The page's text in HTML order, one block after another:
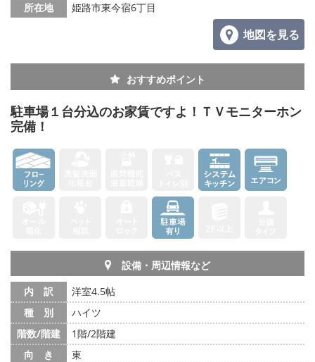
所在地
姫路市東今宿6丁目
地図を見る
おすすめポイント
駐車場１台分込のお家賃ですよ！ＴＶモニターホン
完備！
設備・周辺情報など
内 訳
洋室4.5帖
種 別
ハイツ
階数/階建
1階/2階建
向 き
東